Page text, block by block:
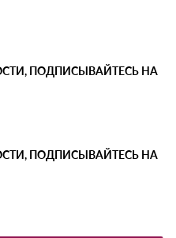
ПОДПИСЫВАЙТЕСЬ НА
ПОДПИСЫВАЙТЕСЬ НА